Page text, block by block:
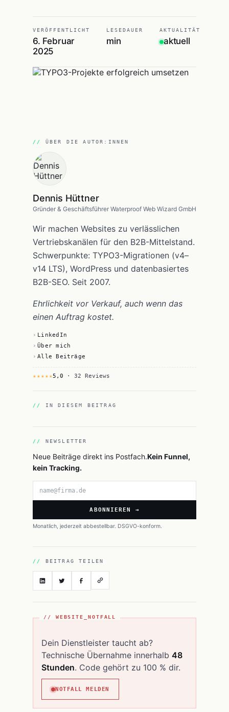
VERÖFFENTLICHT
6. Februar
2025
LESEDAUER
min
AKTUALITÄT
aktuell
ÜBER DIE AUTOR:INNEN
Dennis Hüttner
Gründer & Geschäftsführer Waterproof Web Wizard GmbH
Wir machen Websites zu verlässlichen
Vertriebskanälen für den B2B-Mittelstand.
Schwerpunkte: TYPO3-Migrationen (v4–
v14 LTS), WordPress und datenbasiertes
B2B-SEO. Seit 2007.
Ehrlichkeit vor Verkauf, auch wenn das
einen Auftrag kostet.
LinkedIn
Über mich
Alle Beiträge
★★★★★5,0 · 32 Reviews
IN DIESEM BEITRAG
NEWSLETTER
Neue Beiträge direkt ins Postfach.Kein Funnel,
kein Tracking.
E-Mail-Adresse
ABONNIEREN →
Monatlich, jederzeit abbestellbar. DSGVO-konform.
BEITRAG TEILEN
// WEBSITE_NOTFALL
Dein Dienstleister taucht ab?
Technische Übernahme innerhalb 48
Stunden. Code gehört zu 100 % dir.
NOTFALL MELDEN